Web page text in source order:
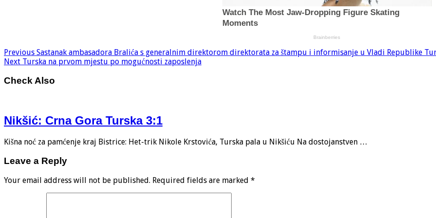
Previous Sastanak ambasadora Bralića s generalnim direktorom direktorata za štampu i informisanje u Vladi Republike
Next Turska na prvom mjestu po mogućnosti zaposlenja
Check Also
Nikšić: Crna Gora Turska 3:1
Kišna noć za pamćenje kraj Bistrice: Het-trik Nikole Krstovića, Turska pala u Nikšiću Na dostojanstven …
Leave a Reply
Your email address will not be published. Required fields are marked *